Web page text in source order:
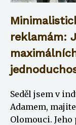
reklamám:
Seděl jsem v
Adamem,
Olomouci.